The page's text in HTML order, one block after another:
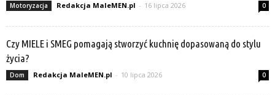
Motoryzacja Redakcja MaleMEN.pl - 16 lipca 2026 0
Czy MIELE i SMEG pomagają stworzyć kuchnię dopasowaną do stylu
życia?
Dom Redakcja MaleMEN.pl - 10 lipca 2026 0